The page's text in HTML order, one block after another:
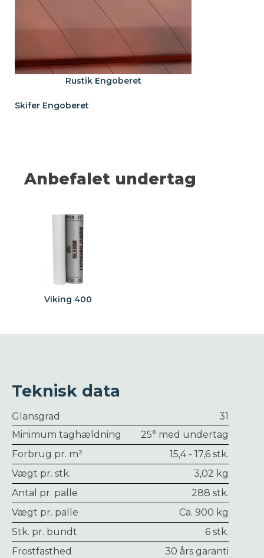
Rustik Engoberet
Skifer Engoberet
Anbefalet undertag
Viking 400
Teknisk data
Glansgrad
31
Minimum taghældning
25° med undertag
Forbrug pr. m²
15,4 - 17,6 stk.
Vægt pr. stk.
3,02 kg
Antal pr. palle
288 stk.
Vægt pr. palle
Ca. 900 kg
Stk. pr. bundt
6 stk.
Frostfasthed
30 års garanti